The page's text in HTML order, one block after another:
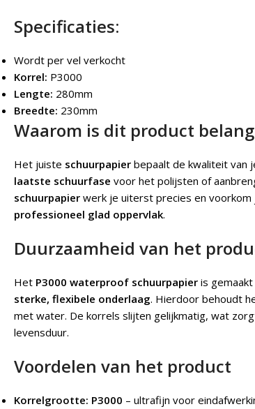
Specificaties:
Wordt per vel verkocht
Korrel: P3000
Lengte: 280mm
Breedte: 230mm
Waarom is dit product
Het juiste schuurpapier bepaalt de kwaliteit van
laatste schuurfase voor het polijsten of
schuurpapier werk je uiterst precies en
professioneel glad oppervlak.
Duurzaamheid van het
Het P3000 waterproof schuurpapier is gemaakt
sterke, flexibele onderlaag. Hierdoor behoudt
met water. De korrels slijten gelijkmatig, wat
levensduur.
Voordelen van het product
Korrelgrootte: P3000 – ultrafijn voor